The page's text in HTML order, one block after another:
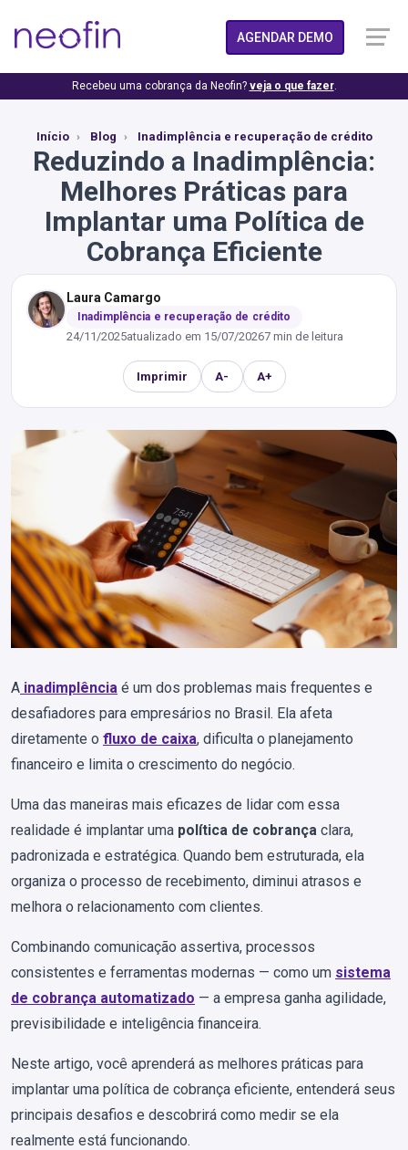
AGENDAR DEMO
Recebeu uma cobrança da Neofin? veja o que fazer.
Início Blog Inadimplência e recuperação de crédito
Reduzindo a Inadimplência:
Melhores Práticas para
Implantar uma Política de
Cobrança Eficiente
Laura Camargo
Inadimplência e recuperação de crédito
24/11/2025atualizado em 15/07/20267 min de leitura
Imprimir A- A+
A inadimplência é um dos problemas mais frequentes e
desafiadores para empresários no Brasil. Ela afeta
diretamente o fluxo de caixa, dificulta o planejamento
financeiro e limita o crescimento do negócio.
Uma das maneiras mais eficazes de lidar com essa
realidade é implantar uma política de cobrança clara,
padronizada e estratégica. Quando bem estruturada, ela
organiza o processo de recebimento, diminui atrasos e
melhora o relacionamento com clientes.
Combinando comunicação assertiva, processos
consistentes e ferramentas modernas — como um sistema
de cobrança automatizado — a empresa ganha agilidade,
previsibilidade e inteligência financeira.
Neste artigo, você aprenderá as melhores práticas para
implantar uma política de cobrança eficiente, entenderá seus
principais desafios e descobrirá como medir se ela
realmente está funcionando.